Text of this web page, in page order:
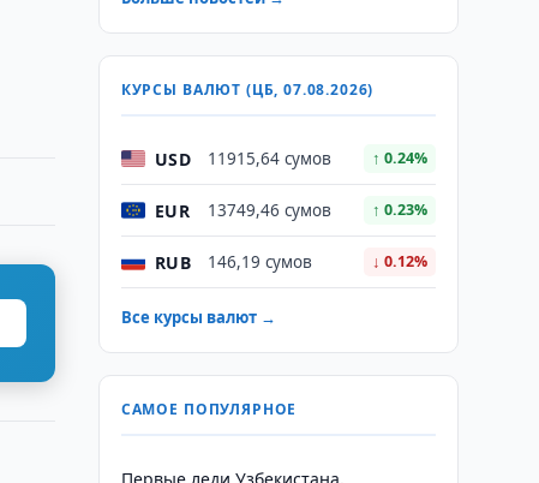
КУРСЫ ВАЛЮТ (ЦБ, 07.08.2026)
USD 11915,64 сумов ↑ 0.24%
EUR 13749,46 сумов ↑ 0.23%
RUB 146,19 сумов ↓ 0.12%
Все курсы валют →
САМОЕ ПОПУЛЯРНОЕ